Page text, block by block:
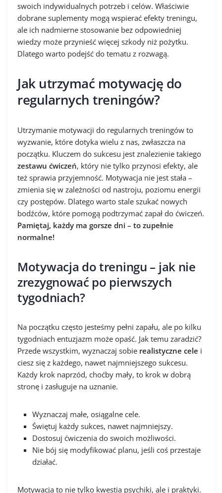
swoich indywidualnych potrzeb i celów. Właściwie
dobrane suplementy mogą wspierać efekty treningu,
ale ich nadmierne stosowanie bez odpowiedniej
wiedzy może przynieść więcej szkody niż pożytku.
Dlatego warto podejść do tematu z rozwagą.
Jak utrzymać motywację do
regularnych treningów?
Utrzymanie motywacji do regularnych treningów to
wyzwanie, które dotyka wielu z nas, zwłaszcza na
początku. Kluczem do sukcesu jest znalezienie takiego
zestawu ćwiczeń, który nie tylko przynosi efekty, ale
też sprawia przyjemność. Motywacja nie jest stała –
zmienia się w zależności od nastroju, poziomu energii
czy postępów. Dlatego warto stale szukać nowych
bodźców, które pomogą podtrzymać zapał do ćwiczeń.
Pamiętaj, każdy ma gorsze dni – to zupełnie
normalne!
Motywacja do treningu – jak nie
zrezygnować po pierwszych
tygodniach?
Na początku często jesteśmy pełni zapału, ale po kilku
tygodniach entuzjazm może opaść. Jak temu zaradzić?
Przede wszystkim, wyznaczaj sobie realistyczne cele i
ciesz się z każdego, nawet najmniejszego sukcesu.
Każdy krok naprzód, choćby mały, to krok w dobrą
stronę i zasługuje na uznanie.
Wyznaczaj małe, osiągalne cele.
Świętuj każdy sukces, nawet najmniejszy.
Dostosuj ćwiczenia do swoich możliwości.
Nie bój się modyfikować planu, jeśli coś przestaje
działać.
Motywacja to nie tylko kwestia psychiki, ale i praktyki.